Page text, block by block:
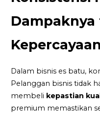
Dalam bisnis es batu,
Pelanggan bisnis tidak
membeli kepastian
premium memastikan